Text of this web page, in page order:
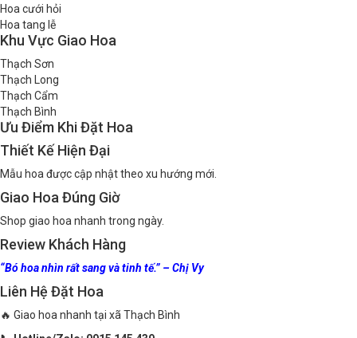
Hoa cưới hỏi
Hoa tang lễ
Khu Vực Giao Hoa
Thạch Sơn
Thạch Long
Thạch Cẩm
Thạch Bình
Ưu Điểm Khi Đặt Hoa
Thiết Kế Hiện Đại
Mẫu hoa được cập nhật theo xu hướng mới.
Giao Hoa Đúng Giờ
Shop giao hoa nhanh trong ngày.
Review Khách Hàng
“Bó hoa nhìn rất sang và tinh tế.” – Chị Vy
Liên Hệ Đặt Hoa
🔥 Giao hoa nhanh tại xã Thạch Bình